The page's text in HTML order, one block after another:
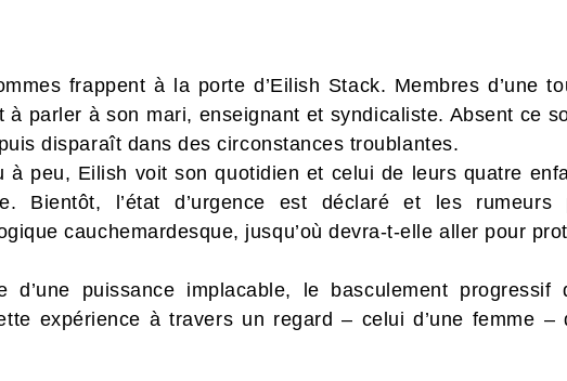
frappent à la porte d’Eilish Stack. Membres d’une
parler à son mari, enseignant et syndicaliste. Absent ce
disparaît dans des circonstances troublantes.
à peu, Eilish voit son quotidien et celui de leurs quatre
Bientôt, l’état d’urgence est déclaré et les rumeurs
cauchemardesque, jusqu’où devra-t-elle aller pour
puissance implacable, le basculement progressif
expérience à travers un regard – celui d’une femme –